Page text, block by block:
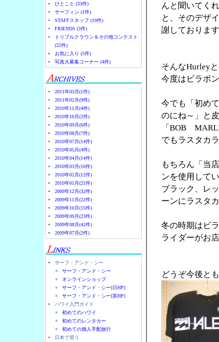
ひとこと (33件)
サーフィン (1件)
STAFFスタッフ (10件)
FRIENDS (3件)
トリプルクラウン＆その他コンテスト
(22件)
お気に入り (5件)
写真大募集コーナー (4件)
2011年03月(1件)
2011年02月(9件)
2010年11月(4件)
2010年10月(2件)
2010年09月(6件)
2010年08月(7件)
2010年07月(14件)
2010年05月(4件)
2010年04月(14件)
2010年03月(16件)
2010年02月(12件)
2010年01月(21件)
2009年12月(32件)
2009年11月(22件)
2009年10月(15件)
2009年09月(23件)
2009年08月(42件)
2009年07月(2件)
サーフ・アンド・シー
サーフ・アンド・シー
オンラインショップ
サーフ・アンド・シー[日HP]
サーフ・アンド・シー[英HP]
ハワイ入門ガイド
初めてのハワイ
初めてのレンタカー
初めての個人手配旅行
日本で習う
んと聞いてく
と、そのデザ
謝しておりま
そんなHurley
今度はビラボ
今でも「初め
のにね～」と
「BOB
でもラスタカ
もちろん「当
ンを使用して
ブラック、レ
ーンにラスタ
冬の時期はビ
ライダーがお
どうぞ今後と